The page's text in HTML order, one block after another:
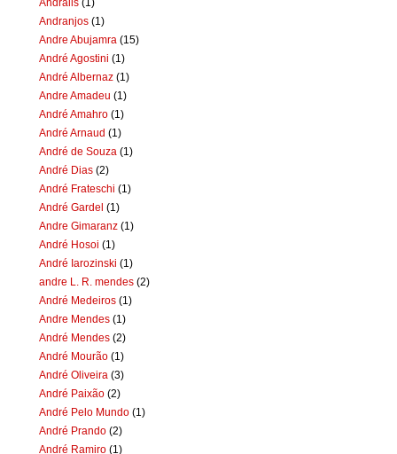
Andranjos (1)
Andre Abujamra (15)
André Agostini (1)
André Albernaz (1)
Andre Amadeu (1)
André Amahro (1)
André Arnaud (1)
André de Souza (1)
André Dias (2)
André Frateschi (1)
André Gardel (1)
Andre Gimaranz (1)
André Hosoi (1)
André Iarozinski (1)
andre L. R. mendes (2)
André Medeiros (1)
Andre Mendes (1)
André Mendes (2)
André Mourão (1)
André Oliveira (3)
André Paixão (2)
André Pelo Mundo (1)
André Prando (2)
André Ramiro (1)